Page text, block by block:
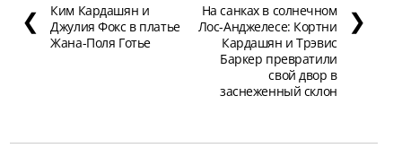
❮
Ким Кардашян и
Джулия Фокс в платье
Жана-Поля Готье
На санках в солнечном
Лос-Анджелесе: Кортни
Кардашян и Трэвис
Баркер превратили
свой двор в
заснеженный склон
❯